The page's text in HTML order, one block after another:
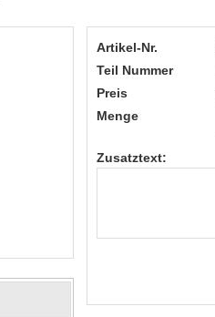
Artikel-Nr.
Teil Nummer
Preis
Menge
Zusatztext: